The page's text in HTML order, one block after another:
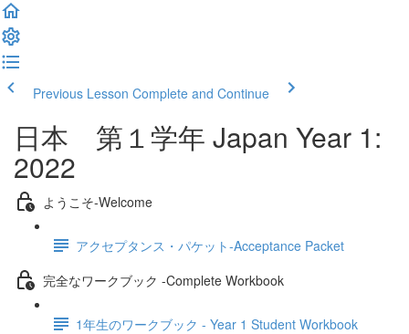
Previous Lesson Complete and Continue
日本 第１学年 Japan Year 1:
2022
ようこそ‐Welcome
アクセプタンス・パケット‐Acceptance Packet
完全なワークブック -Complete Workbook
1年生のワークブック - Year 1 Student Workbook